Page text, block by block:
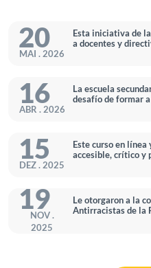
20
MAI . 2026
Esta iniciativa de
a docentes y
16
ABR . 2026
La escuela
desafío de formar
15
DEZ . 2025
Este curso en
accesible, crítico y
19
NOV .
2025
Le otorgaron a la
Antirracistas de la